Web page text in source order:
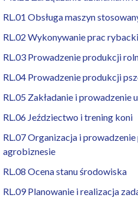
RL.01 Obsługa maszyn
RL.02 Wykonywanie prac
RL.03 Prowadzenie produkcji
RL.04 Prowadzenie produkcji
RL.05 Zakładanie i prowadzenie
RL.06 Jeździectwo i trening koni
RL.07 Organizacja i
agrobiznesie
RL.08 Ocena stanu środowiska
RL.09 Planowanie i realizacja